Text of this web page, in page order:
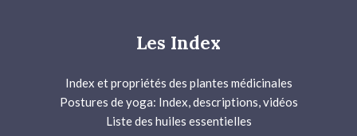
Les Index
Index et propriétés des plantes médicinales
Postures de yoga: Index, descriptions, vidéos
Liste des huiles essentielles